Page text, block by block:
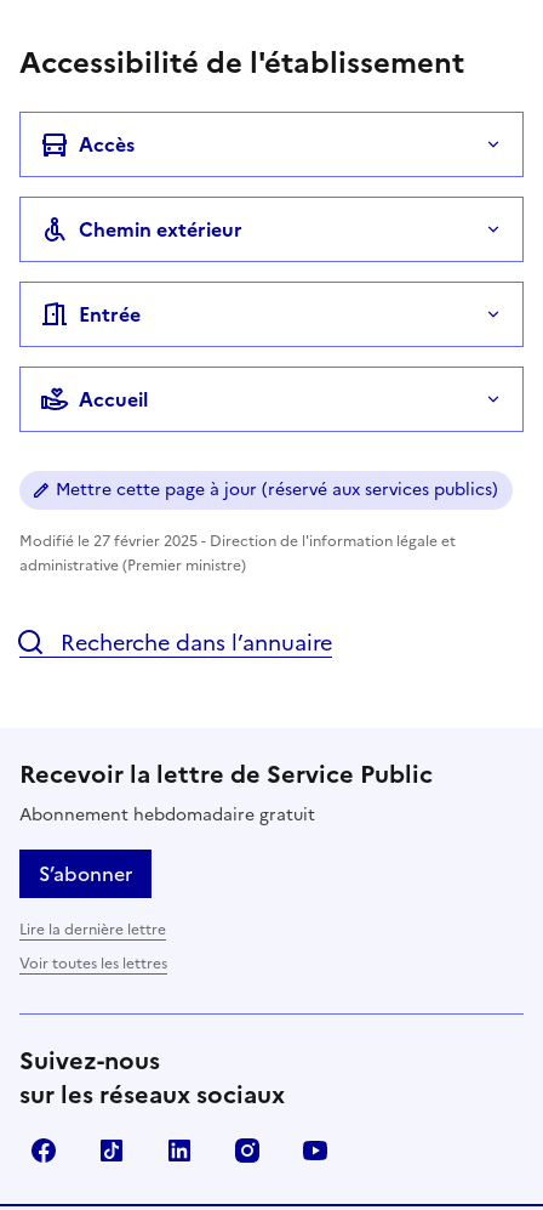
Accessibilité de l'établissement
Accès
Chemin extérieur
Entrée
Accueil
Mettre cette page à jour (réservé aux services publics)
Modifié le 27 février 2025 - Direction de l'information légale et
administrative (Premier ministre)
Recherche dans l’annuaire
Recevoir la lettre de Service Public
Abonnement hebdomadaire gratuit
S’abonner
Lire la dernière lettre
Voir toutes les lettres
Suivez-nous
sur les réseaux sociaux
FacebookTikTok LinkedIn Instagram